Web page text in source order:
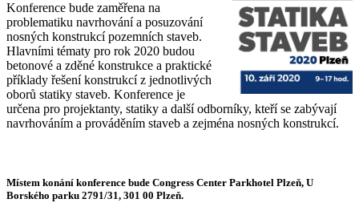
Konference bude zaměřena na
problematiku navrhování a posuzování
nosných konstrukcí pozemních staveb.
Hlavními tématy pro rok 2020 budou
betonové a zděné konstrukce a praktické
příklady řešení konstrukcí z jednotlivých
oborů statiky staveb. Konference je
určena pro projektanty, statiky a další odborníky, kteří se zabývají
navrhováním a prováděním staveb a zejména nosných konstrukcí.
Místem konání konference bude Congress Center Parkhotel Plzeň, U
Borského parku 2791/31, 301 00 Plzeň.